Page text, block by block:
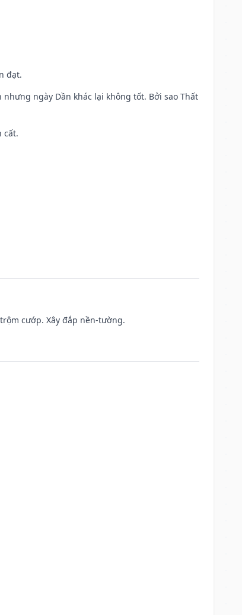
đạt.
ngày Dần khác lại không tốt. Bởi sao Thất
cất.
cướp. Xây đắp nền-tường.